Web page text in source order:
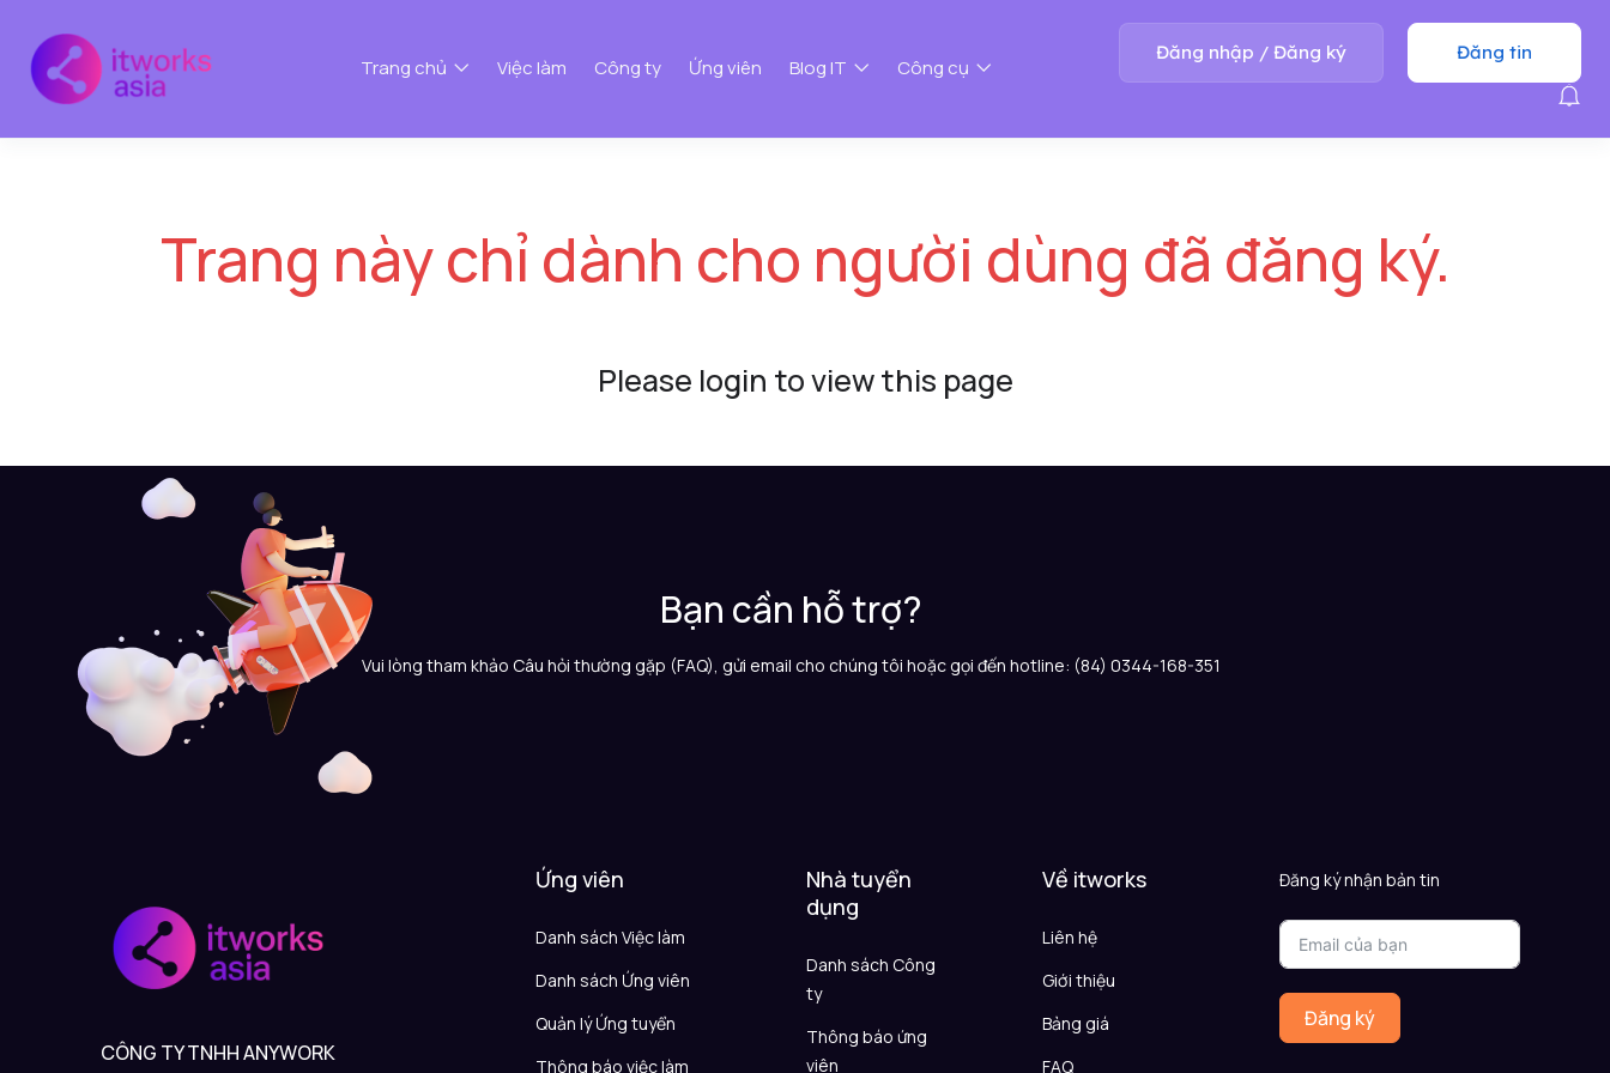
Trang chủ Việc làm Công ty Ứng viên Blog IT Công cụ
Đăng nhập / Đăng ký Đăng tin
Trang này chỉ dành cho người dùng đã đăng ký.
Please login to view this page
Bạn cần hỗ trợ?
Vui lòng tham khảo Câu hỏi thường gặp (FAQ), gửi email cho chúng tôi hoặc gọi đến hotline: (84) 0344-168-351
CÔNG TY TNHH ANYWORK
Ứng viên
Danh sách Việc làm
Danh sách Ứng viên
Quản lý Ứng tuyển
Thông báo việc làm
Nhà tuyển
dụng
Danh sách Công
ty
Thông báo ứng
viên
Về itworks
Liên hệ
Giới thiệu
Bảng giá
FAQ
Đăng ký nhận bản tin
Đăng ký